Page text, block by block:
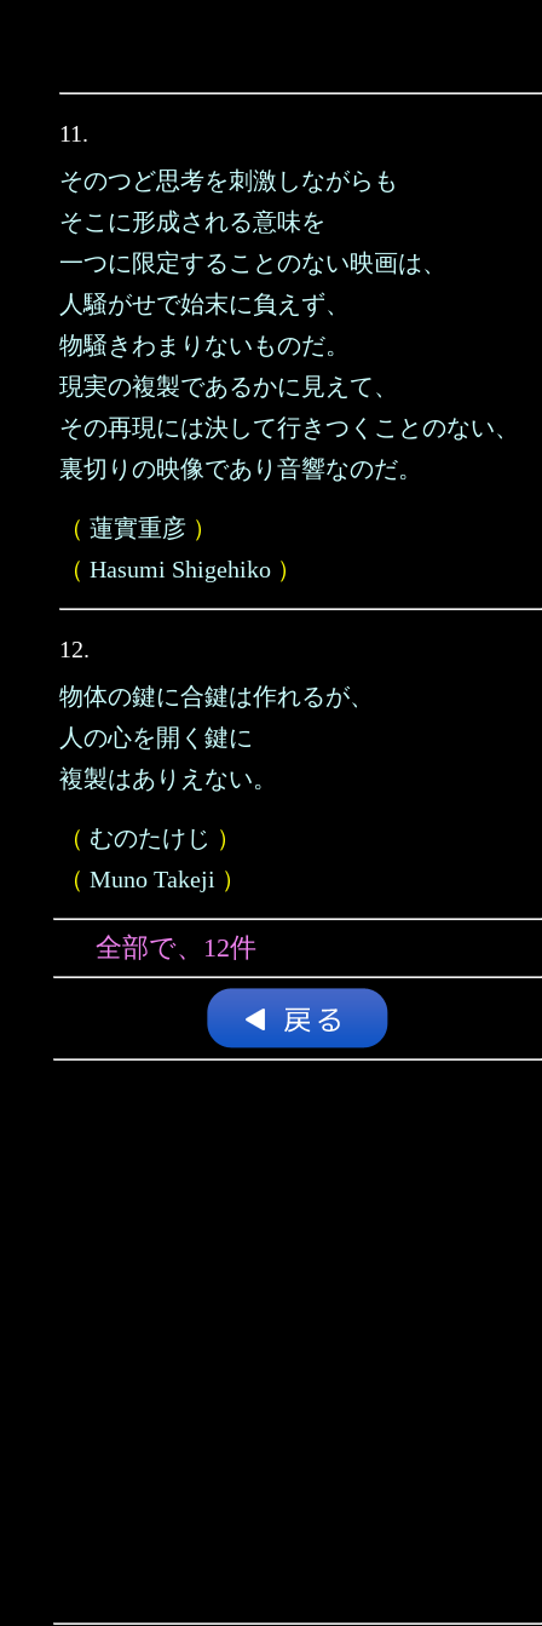
11.
そのつど思考を刺激しながらも
そこに形成される意味を
一つに限定することのない映画は、
人騒がせで始末に負えず、
物騒きわまりないものだ。
現実の複製であるかに見えて、
その再現には決して行きつくことのない、
裏切りの映像であり音響なのだ。
（ 蓮實重彦 ）
（ Hasumi Shigehiko ）
12.
物体の鍵に合鍵は作れるが、
人の心を開く鍵に
複製はありえない。
（ むのたけじ ）
（ Muno Takeji ）
全部で、12件